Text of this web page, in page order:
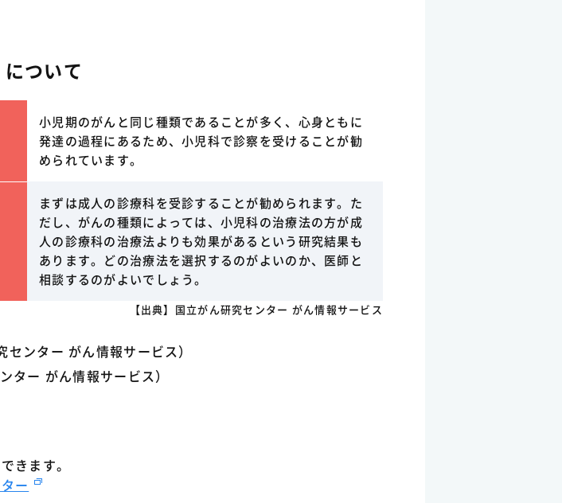
ついて
小児期のがんと同じ種類であることが多く、心身ともに
発達の過程にあるため、小児科で診察を受けることが勧
められています。
まずは成人の診療科を受診することが勧められます。た
だし、がんの種類によっては、小児科の治療法の方が成
人の診療科の治療法よりも効果があるという研究結果も
あります。どの治療法を選択するのがよいのか、医師と
相談するのがよいでしょう。
【出典】国立がん研究センター がん情報サービス
センター がん情報サービス）
ター がん情報サービス）
きます。
ー